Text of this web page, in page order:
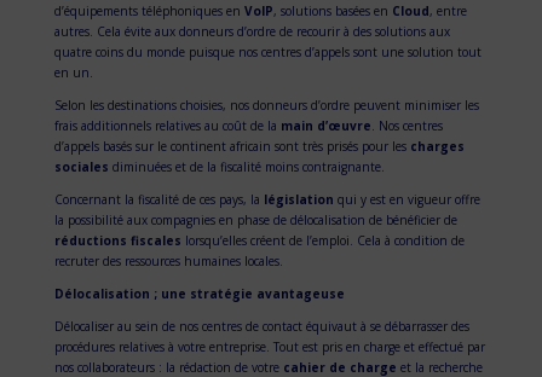
d’équipements téléphoniques en VoIP, solutions basées en Cloud, entre
autres. Cela évite aux donneurs d’ordre de recourir à des solutions aux
quatre coins du monde puisque nos centres d’appels sont une solution tout
en un.
Selon les destinations choisies, nos donneurs d’ordre peuvent minimiser les
frais additionnels relatives au coût de la main d’œuvre . Nos centres
d’appels basés sur le continent africain sont très prisés pour les charges
sociales diminuées et de la fiscalité moins contraignante.
Concernant la fiscalité de ces pays, la législation qui y est en vigueur offre
la possibilité aux compagnies en phase de délocalisation de bénéficier de
réductions fiscales lorsqu’elles créent de l’emploi. Cela à condition de
recruter des ressources humaines locales.
Délocalisation ; une stratégie avantageuse
Délocaliser au sein de nos centres de contact équivaut à se débarrasser des
procédures relatives à votre entreprise. Tout est pris en charge et effectué par
nos collaborateurs : la rédaction de votre cahier de charge et la recherche